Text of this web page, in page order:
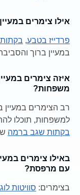
אילו צימרים
פרדייז בטבע, בקתות
במעיין ברוך
איזה צימרים
משפחות?
רב הצימרים במעיין
למשפחות, תוכלו
בקתות שגב ברמה
באילו צימרים
עם מרפסת?
בצימרים: סוויטות